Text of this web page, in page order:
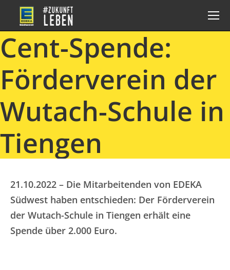
Cent-Spende:
Förderverein der
Wutach-Schule in
Tiengen
21.10.2022 – Die Mitarbeitenden von EDEKA
Südwest haben entschieden: Der Förderverein
der Wutach-Schule in Tiengen erhält eine
Spende über 2.000 Euro.